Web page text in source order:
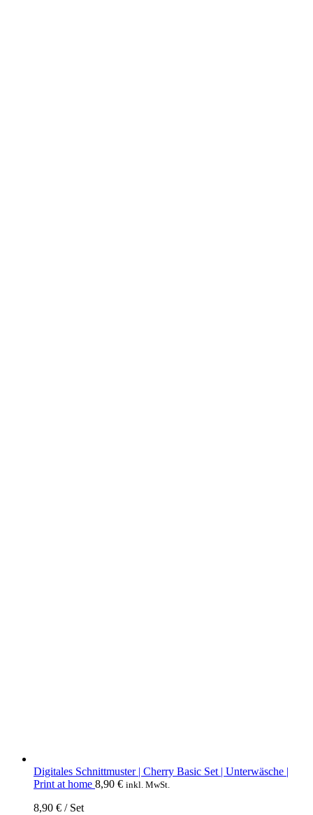
Digitales Schnittmuster | Cherry Basic Set | Unterwäsche |
Print at home 8,90 € inkl. MwSt.
8,90 € / Set